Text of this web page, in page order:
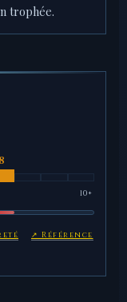
trophée.
10+
↗ Référence